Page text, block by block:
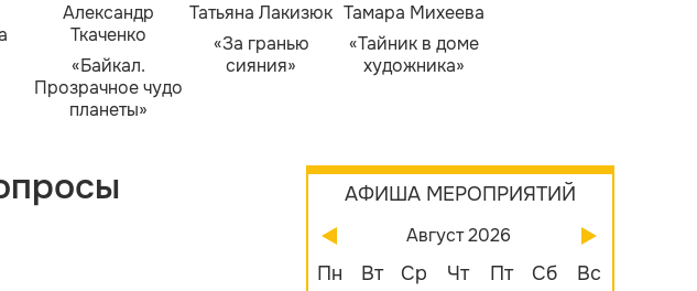
Александр
Ткаченко
«Байкал.
Прозрачное чудо
планеты»
Татьяна Лакизюк
«За гранью
сияния»
Тамара Михеева
«Тайник в доме
художника»
АФИША МЕРОПРИЯТИЙ
Август 2026
Пн Вт Ср Чт Пт Сб
Вс